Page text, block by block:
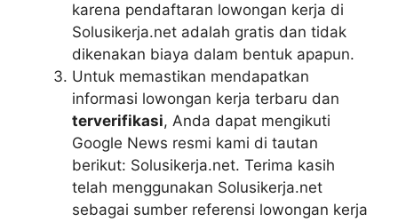
karena pendaftaran lowongan kerja di
Solusikerja.net adalah gratis dan tidak
dikenakan biaya dalam bentuk apapun.
Untuk memastikan mendapatkan
informasi lowongan kerja terbaru dan
terverifikasi, Anda dapat mengikuti
Google News resmi kami di tautan
berikut: Solusikerja.net. Terima kasih
telah menggunakan Solusikerja.net
sebagai sumber referensi lowongan kerja